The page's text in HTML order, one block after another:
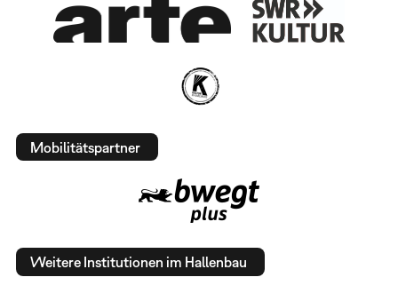
Mobilitätspartner
Weitere Institutionen im Hallenbau